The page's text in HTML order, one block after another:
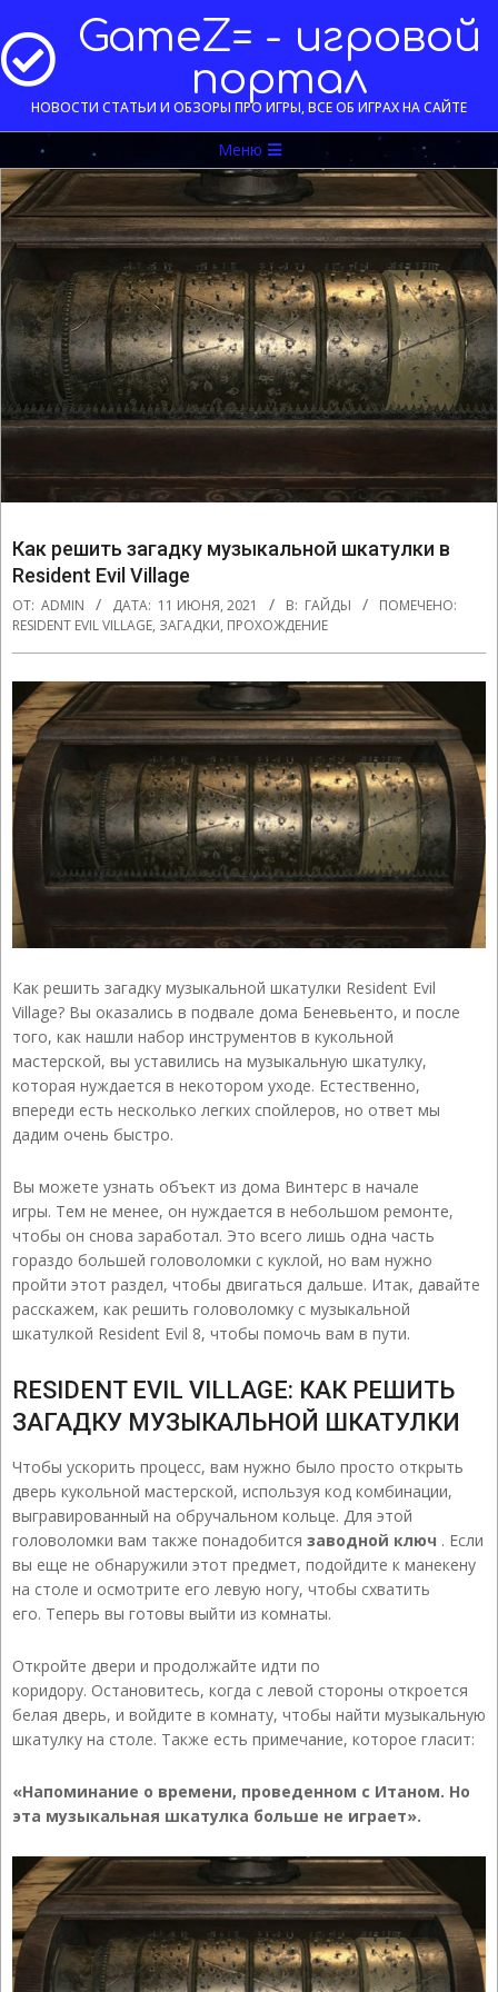
содержимомуGameZ= - игровой
портал
НОВОСТИ СТАТЬИ И ОБЗОРЫ ПРО ИГРЫ, ВСЕ ОБ ИГРАХ НА САЙТЕ
навигации
Меню
Как решить загадку музыкальной шкатулки в
Resident Evil Village
ОТ: ADMIN ДАТА: 11 ИЮНЯ, 2021 В: ГАЙДЫ
ПОМЕЧЕНО:
RESIDENT EVIL VILLAGE, ЗАГАДКИ, ПРОХОЖДЕНИЕ
Как решить загадку музыкальной шкатулки Resident Evil
Village? Вы оказались в подвале дома Беневьенто, и после
того, как нашли набор инструментов в кукольной
мастерской, вы уставились на музыкальную шкатулку,
которая нуждается в некотором уходе. Естественно,
впереди есть несколько легких спойлеров, но ответ мы
дадим очень быстро.
Вы можете узнать объект из дома Винтерс в начале
игры. Тем не менее, он нуждается в небольшом ремонте,
чтобы он снова заработал. Это всего лишь одна часть
гораздо большей головоломки с куклой, но вам нужно
пройти этот раздел, чтобы двигаться дальше. Итак, давайте
расскажем, как решить головоломку с музыкальной
шкатулкой Resident Evil 8, чтобы помочь вам в пути.
RESIDENT EVIL VILLAGE: КАК РЕШИТЬ
ЗАГАДКУ МУЗЫКАЛЬНОЙ ШКАТУЛКИ
Чтобы ускорить процесс, вам нужно было просто открыть
дверь кукольной мастерской, используя код комбинации,
выгравированный на обручальном кольце. Для этой
головоломки вам также понадобится заводной ключ . Если
вы еще не обнаружили этот предмет, подойдите к манекену
на столе и осмотрите его левую ногу, чтобы схватить
его. Теперь вы готовы выйти из комнаты.
Откройте двери и продолжайте идти по
коридору. Остановитесь, когда с левой стороны откроется
белая дверь, и войдите в комнату, чтобы найти музыкальную
шкатулку на столе. Также есть примечание, которое гласит:
«Напоминание о времени, проведенном с Итаном. Но
эта музыкальная шкатулка больше не играет».